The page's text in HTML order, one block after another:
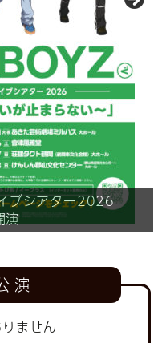
開演
ブシアター2026
演
スライン』
演知らせBGM募集！
026-027
演
演
ません